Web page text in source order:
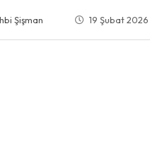
Şişman 19 Şubat 2026